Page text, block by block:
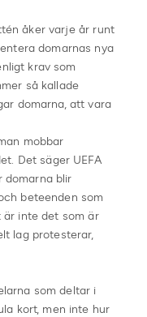
åker varje år runt
domarnas nya
krav som
så kallade
domarna, att vara
mobbar
Det säger UEFA
domarna blir
beteenden som
är inte det som är
lag protesterar,
som deltar i
kort, men inte hur